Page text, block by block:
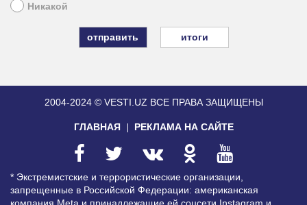
Никакой
итоги
2004-2024 © VESTI.UZ ВСЕ ПРАВА ЗАЩИЩЕНЫ
ГЛАВНАЯ РЕКЛАМА НА САЙТЕ
* Экстремистские и террористические организации,
запрещенные в Российской Федерации: американская